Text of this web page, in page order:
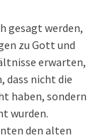
gesagt werden,
zu Gott und
erwarten,
dass nicht die
haben, sondern
wurden.
den alten